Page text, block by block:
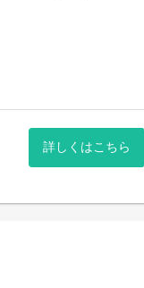
行が可能なリーダーシッ
詳しくはこちら